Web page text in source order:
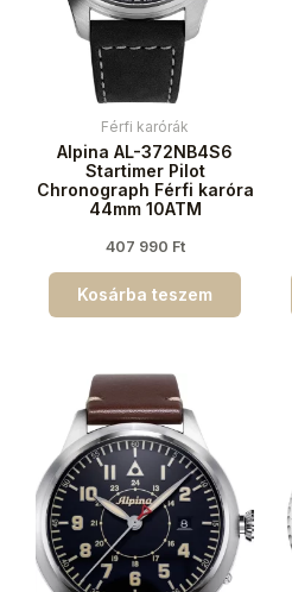
Férfi karórák
Alpina AL-372NB4S6
Startimer Pilot
Chronograph Férfi karóra
44mm 10ATM
407 990 Ft
Kosárba teszem